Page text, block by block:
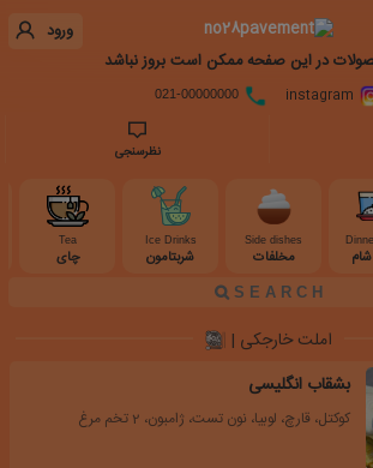
ورود
در این صفحه ممکن است بروز نباشد
021-00000000
نظرسنجی
Side dishes
مخلفات
Ice Drinks
شربتامون
Tea
چای
املت خارجکی |
بشقاب انگلیسی
کوکتل، قارچ، لوبیا، نون تست، ژامبون، 2 تخم مرغ